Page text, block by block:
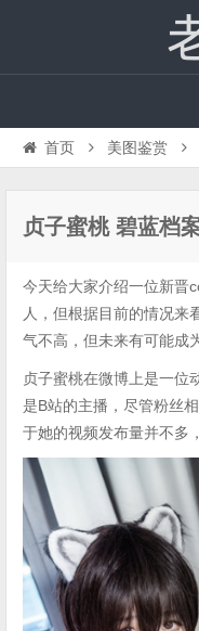
首页 美图鉴赏
贞子蜜桃 碧蓝档
今天给大家介绍一位新
人，但根据目前的情况来
气不高，但未来有可能成
贞子蜜桃在微博上是一位
是B站的主播，尽管粉丝
于她的视频发布量并不多